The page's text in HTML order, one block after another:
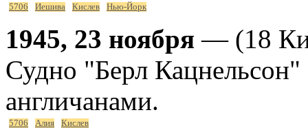
5706 Иешива Кислев Нью-Йорк
1945, 23 ноября — (18
Судно "Берл Кацнельсон"
англичанами.
5706 Алия Кислев